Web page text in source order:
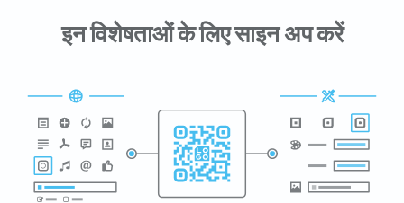
इन विशेषताओं के लिए साइन अप करें